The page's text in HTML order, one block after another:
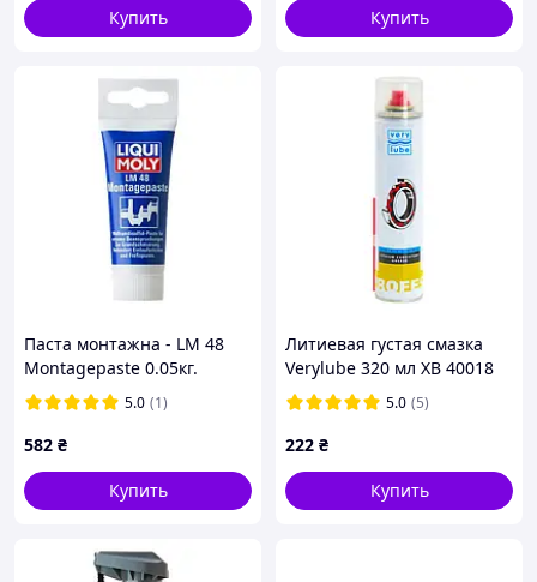
Купить Купить
Паста монтажна - LM 48
Montagepaste 0.05кг.
5.0 (1)
582 ₴
Купить
Литиевая густая смазка
Verylube 320 мл XB 40018
5.0 (5)
222 ₴
Купить